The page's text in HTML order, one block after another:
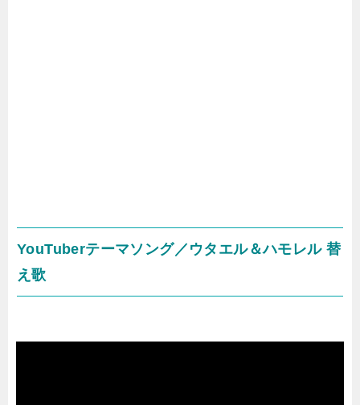
YouTuberテーマソング／ウタエル＆ハモレル 替
え歌